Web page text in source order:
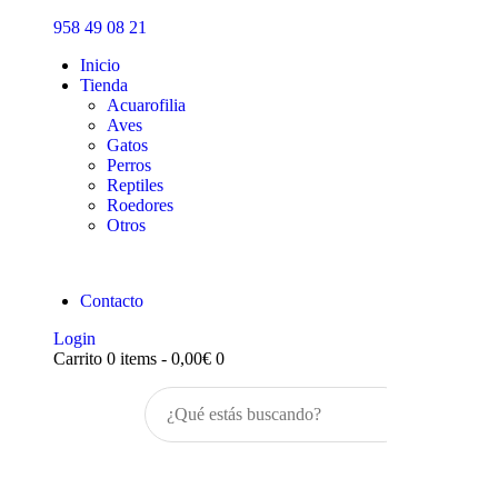
958 49 08 21
Inicio
Tienda
Acuarofilia
Aves
Gatos
Perros
Reptiles
Roedores
Otros
Contacto
Login
Carrito 0 items - 0,00€ 0
Inicio